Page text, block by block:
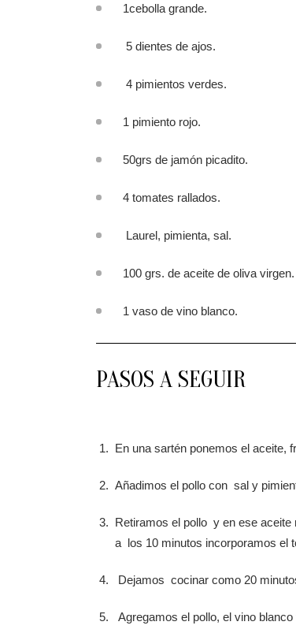
1cebolla grande.
5 dientes de ajos.
4 pimientos verdes.
1 pimiento rojo.
50grs de jamón picadito.
4 tomates rallados.
Laurel, pimienta, sal.
100 grs. de aceite de oliva virgen.
1 vaso de vino blanco.
PASOS A SEGUIR
En una sartén ponemos el aceite,
Añadimos el pollo con sal y
Retiramos el pollo y en ese
a los 10 minutos incorporamos el
Dejamos cocinar como 20
Agregamos el pollo, el vino